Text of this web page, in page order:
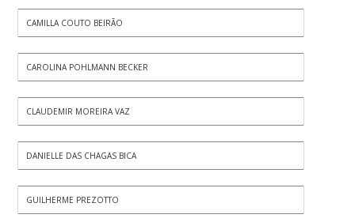
CAMILLA COUTO BEIRÃO
CAROLINA POHLMANN BECKER
CLAUDEMIR MOREIRA VAZ
DANIELLE DAS CHAGAS BICA
GUILHERME PREZOTTO